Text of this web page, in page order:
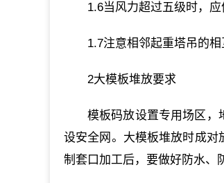
1.6当风力超过五级时，应
1.7注意相邻起重塔吊的
2大模板堆放要求
模板码放设置专用场区，
设安全网。大模板堆放时成
制套口加工后，要做好防水、